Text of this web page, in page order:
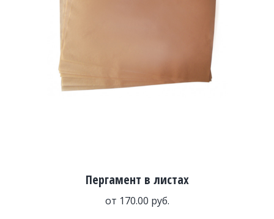
Пергамент в листах
от 170.00 руб.